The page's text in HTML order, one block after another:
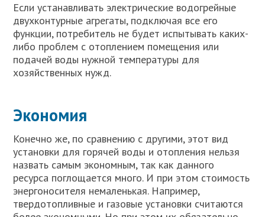
Если устанавливать электрические водогрейные
двухконтурные агрегаты, подключая все его
функции, потребитель не будет испытывать каких-
либо проблем с отоплением помещения или
подачей воды нужной температуры для
хозяйственных нужд.
Экономия
Конечно же, по сравнению с другими, этот вид
установки для горячей воды и отопления нельзя
назвать самым экономным, так как данного
ресурса поглощается много. И при этом стоимость
энергоносителя немаленькая. Например,
твердотопливные и газовые установки считаются